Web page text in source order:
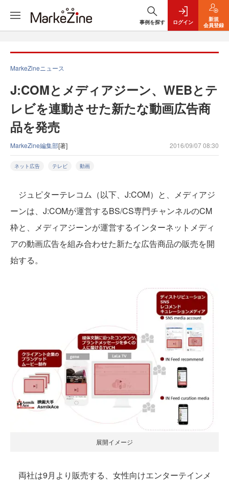
事例を探す ログイン
新規
会員登録
MarkeZineニュース
J:COMとメディアジーン、WEBとテ
レビを連動させた新たな動画広告商
品を発売
MarkeZine編集部[著] 2016/09/07 08:30
ネット広告 テレビ 動画
ジュピターテレコム（以下、J:COM）と、メディアジ
ーンは、J:COMが運営するBS/CS専門チャンネルのCM
枠と、メディアジーンが運営するインターネットメディ
アの動画広告を組み合わせた新たな広告商品の販売を開
始する。
展開イメージ
両社は9月より販売する、女性向けエンターテインメ